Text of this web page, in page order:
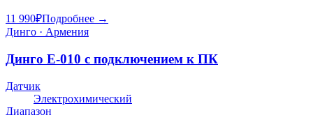
11 990₽Подробнее →
Динго · Армения
Динго Е-010 с подключением к ПК
Датчик
Электрохимический
Диапазон